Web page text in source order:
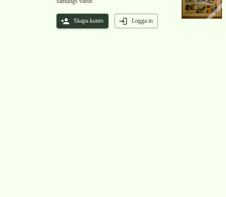
Skapa konto Logga in